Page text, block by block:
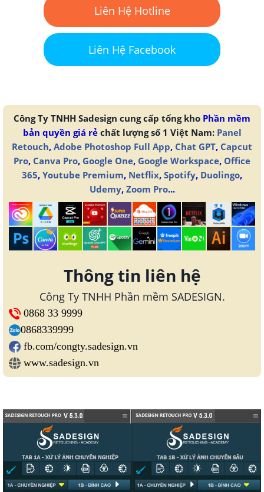
Liên Hệ Hotline
Liên Hệ Facebook
Công Ty TNHH Sadesign cung cấp tổng kho Phần mềm
bản quyền giá rẻchất lượng số 1 Việt Nam: Panel
Retouch, Adobe Photoshop Full App, Chat GPT, Capcut
Pro, Canva Pro, Google One, Google Workspace, Office
365, Youtube Premium, Netflix, Spotify, Duolingo,
Udemy, Zoom Pro...
Thông tin liên hệ
Công Ty TNHH Phần mềm SADESIGN.
0868 33 9999
0868339999
fb.com/congty.sadesign.vn
www.sadesign.vn